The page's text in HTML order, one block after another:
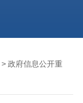
> 政府信息公开重